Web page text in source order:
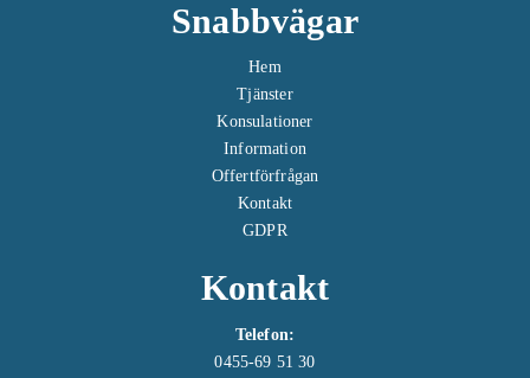
Snabbvägar
Hem
Tjänster
Konsulationer
Information
Offertförfrågan
Kontakt
GDPR
Kontakt
Telefon:
0455-69 51 30